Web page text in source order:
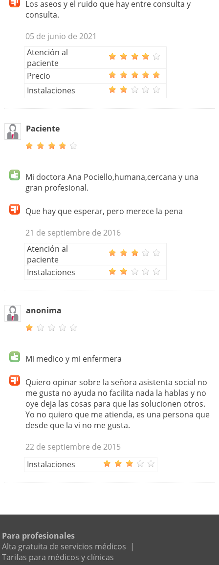
Los aseos y el ruido que hay entre consulta y
consulta.
05 de junio de 2021
Atención al
paciente
Precio
Instalaciones
Paciente
Mi doctora Ana Pociello,humana,cercana y una
gran profesional.
Que hay que esperar, pero merece la pena
21 de septiembre de 2016
Atención al
paciente
Instalaciones
anonima
Mi medico y mi enfermera
Quiero opinar sobre la señora asistenta social no
me gusta no ayuda no facilita nada la hablas y no
oye deja las cosas para que las solucionen otros.
Yo no quiero que me atienda, es una persona que
desde que la vi no me gusta.
22 de septiembre de 2015
Instalaciones
Para profesionales
Alta gratuita de servicios médicos |
Tarifas para médicos y clínicas